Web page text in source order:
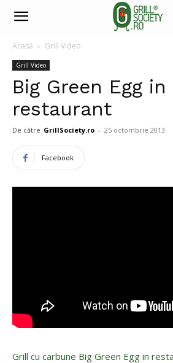
Acasă Grill Video
Grill Video
Big Green Egg in
restaurant
De către GrillSociety.ro - 25 octombrie 2013
Facebook
Grill cu carbune Big Green Egg in